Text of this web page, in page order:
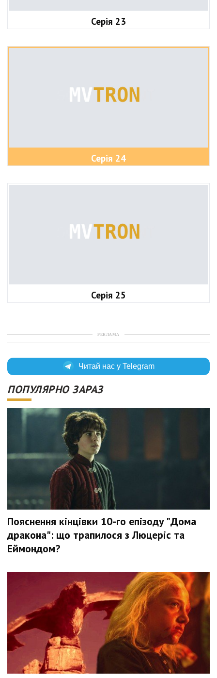
Серія 23
Серія 24
Серія 25
РЕКЛАМА
Читай нас у Telegram
ПОПУЛЯРНО ЗАРАЗ
Пояснення кінцівки 10-го епізоду "Дома
дракона": що трапилося з Люцеріс та
Еймондом?